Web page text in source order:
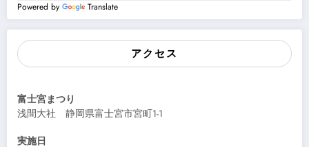
Powered by Translate
アクセス
富士宮まつり
浅間大社 静岡県富士宮市宮町1-1
実施日